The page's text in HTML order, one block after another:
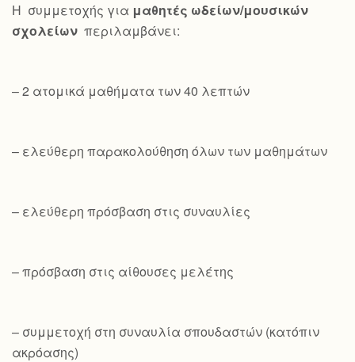
Η συμμετοχής για μαθητές ωδείων/μουσικών
σχολείων περιλαμβάνει:
– 2 ατομικά μαθήματα των 40 λεπτών
– ελεύθερη παρακολούθηση όλων των μαθημάτων
– ελεύθερη πρόσβαση στις συναυλίες
– πρόσβαση στις αίθουσες μελέτης
– συμμετοχή στη συναυλία σπουδαστών (κατόπιν
ακρόασης)